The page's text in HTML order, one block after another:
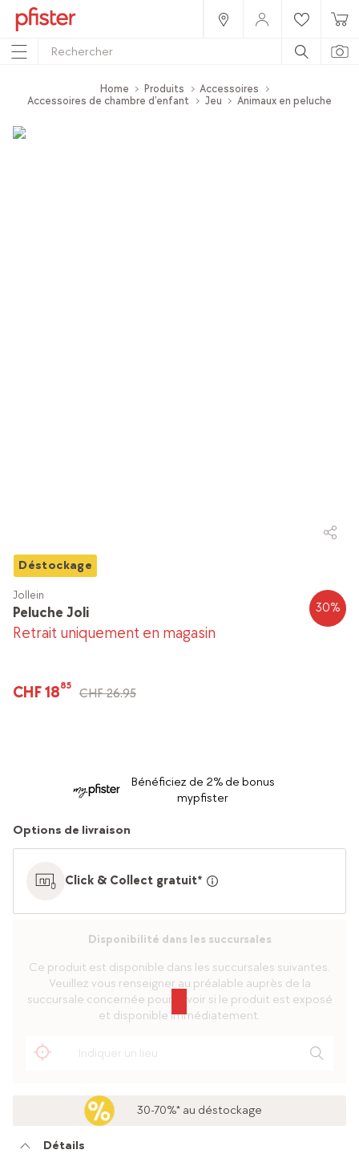
Home Produits
Accessoires
Accessoires de chambre d’enfant
Jeu Animaux en peluche
Déstockage
Peluche Joli
Jollein
Retrait uniquement en magasin
30%
CHF 1885
CHF 26.95
Bénéficiez de 2% de bonus
mypfister
Options de livraison
Click & Collect gratuit*
Disponibilité dans les succursales
Ce produit est disponible dans les succursales suivantes.
Veuillez vous renseigner au préalable auprès de la
succursale concernée pour savoir si le produit est exposé
et disponible immédiatement.
30-70%* au déstockage
Détails